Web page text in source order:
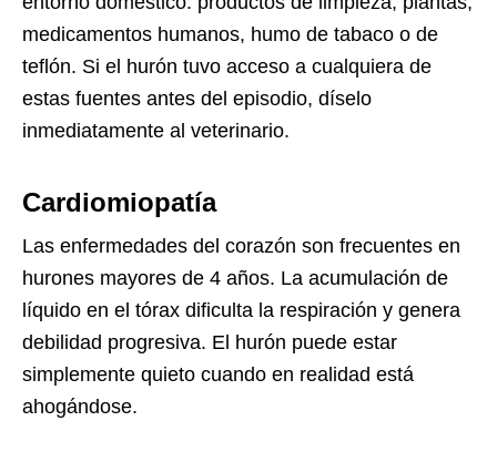
medicamentos humanos, humo de tabaco o de
teflón. Si el hurón tuvo acceso a cualquiera de
estas fuentes antes del episodio, díselo
inmediatamente al veterinario.
Cardiomiopatía
Las enfermedades del corazón son frecuentes en
hurones mayores de 4 años. La acumulación de
líquido en el tórax dificulta la respiración y genera
debilidad progresiva. El hurón puede estar
simplemente quieto cuando en realidad está
ahogándose.